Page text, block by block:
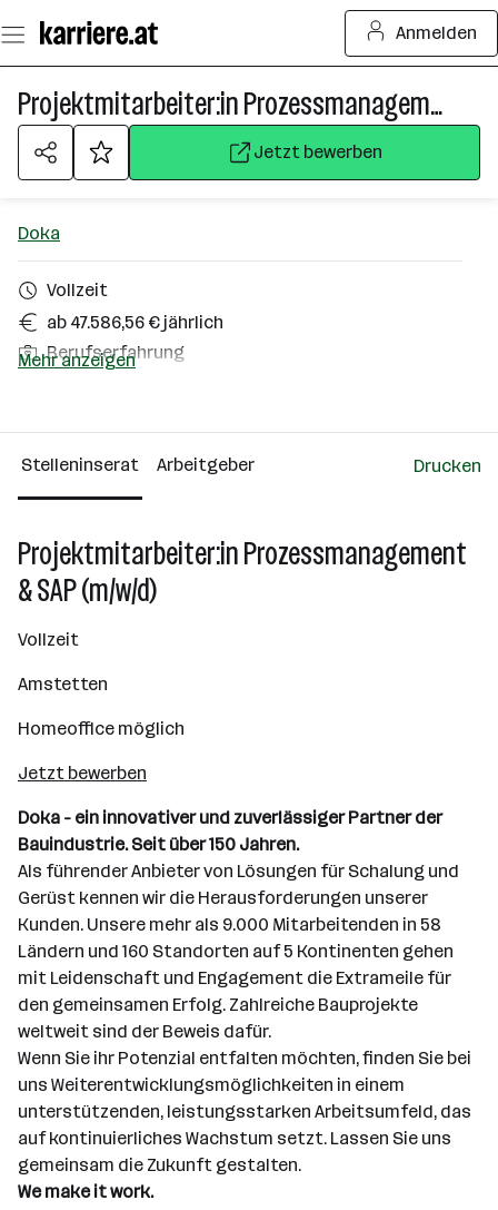
Seiteninhalt
springen
Anmelden
Projektmitarbeiter:in Prozessmanagement & SAP (m/w/d)
Jetzt bewerben
Doka
Vollzeit
ab 47.586,56 € jährlich
Berufserfahrung
Amstetten
Mehr anzeigen
Stelleninserat Arbeitgeber Drucken
Projektmitarbeiter:in Prozessmanagement
& SAP (m/w/d)
Vollzeit
Amstetten
Homeoffice möglich
Jetzt bewerben
Doka - ein innovativer und zuverlässiger Partner der
Bauindustrie. Seit über 150 Jahren.
Als führender Anbieter von Lösungen für Schalung und
Gerüst kennen wir die Herausforderungen unserer
Kunden. Unsere mehr als 9.000 Mitarbeitenden in 58
Ländern und 160 Standorten auf 5 Kontinenten gehen
mit Leidenschaft und Engagement die Extrameile für
den gemeinsamen Erfolg. Zahlreiche Bauprojekte
weltweit sind der Beweis dafür.
Wenn Sie ihr Potenzial entfalten möchten, finden Sie bei
uns Weiterentwicklungsmöglichkeiten in einem
unterstützenden, leistungsstarken Arbeitsumfeld, das
auf kontinuierliches Wachstum setzt. Lassen Sie uns
gemeinsam die Zukunft gestalten.
We make it work.